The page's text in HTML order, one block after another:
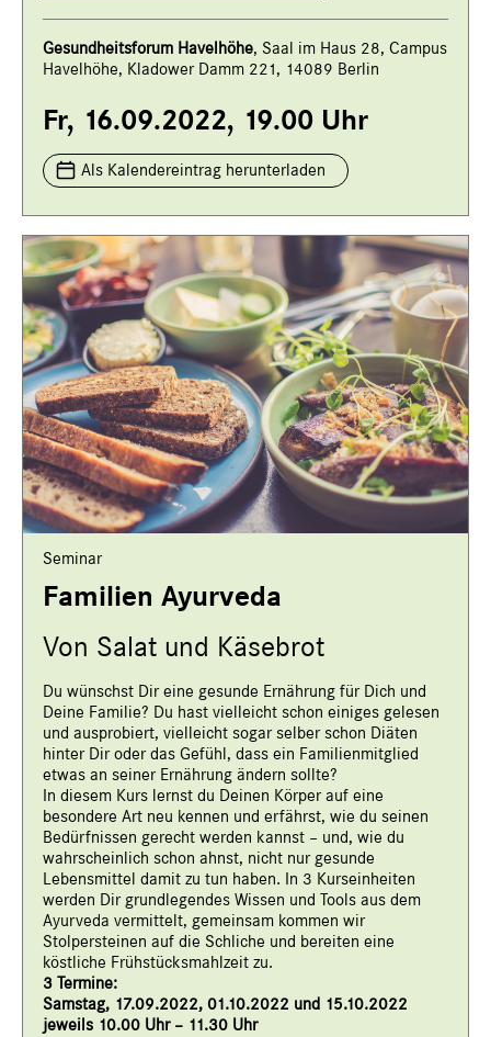
Gesundheitsforum Havelhöhe, Saal im Haus 28, Campus
Havelhöhe, Kladower Damm 221, 14089 Berlin
Fr, 16.09.2022, 19.00 Uhr
Als Kalendereintrag herunterladen
Seminar
Familien Ayurveda
Von Salat und Käsebrot
Du wünschst Dir eine gesunde Ernährung für Dich und
Deine Familie? Du hast vielleicht schon einiges gelesen
und ausprobiert, vielleicht sogar selber schon Diäten
hinter Dir oder das Gefühl, dass ein Familienmitglied
etwas an seiner Ernährung ändern sollte?
In diesem Kurs lernst du Deinen Körper auf eine
besondere Art neu kennen und erfährst, wie du seinen
Bedürfnissen gerecht werden kannst – und, wie du
wahrscheinlich schon ahnst, nicht nur gesunde
Lebensmittel damit zu tun haben. In 3 Kurseinheiten
werden Dir grundlegendes Wissen und Tools aus dem
Ayurveda vermittelt, gemeinsam kommen wir
Stolpersteinen auf die Schliche und bereiten eine
köstliche Frühstücksmahlzeit zu.
3 Termine:
Samstag, 17.09.2022, 01.10.2022 und 15.10.2022
jeweils 10.00 Uhr – 11.30 Uhr